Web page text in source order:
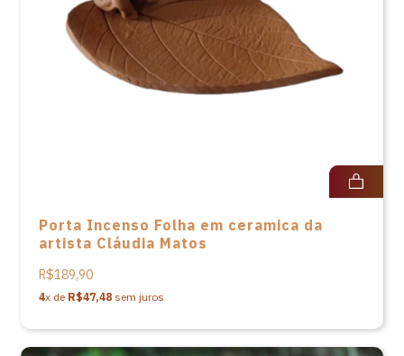
Porta Incenso Folha em ceramica da
artista Cláudia Matos
R$189,90
4x de R$47,48 sem juros